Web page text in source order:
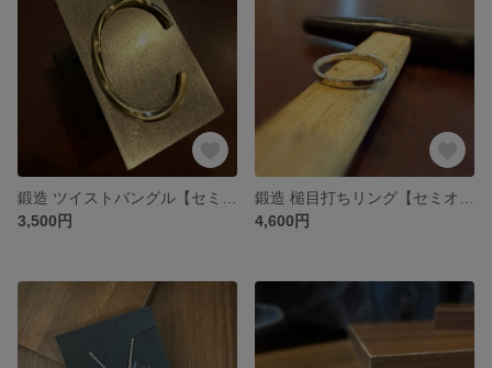
3,500円
4,600円